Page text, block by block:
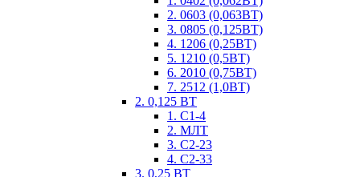
2. 0603 (0,063ВТ)
3. 0805 (0,125ВТ)
4. 1206 (0,25ВТ)
5. 1210 (0,5ВТ)
6. 2010 (0,75ВТ)
7. 2512 (1,0ВТ)
2. 0,125 ВТ
1. С1-4
2. МЛТ
3. С2-23
4. С2-33
3. 0,25 ВТ